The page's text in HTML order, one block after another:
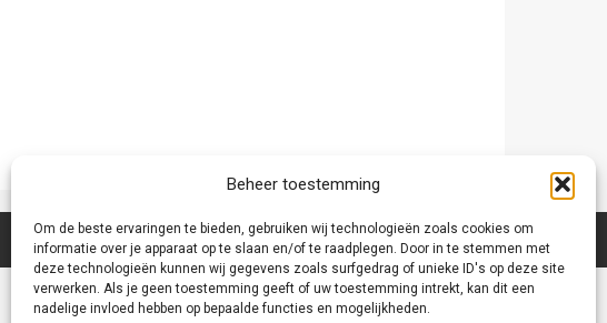
Beheer toestemming
Om de beste ervaringen te bieden, gebruiken wij technologieën zoals cookies om
informatie over je apparaat op te slaan en/of te raadplegen. Door in te stemmen met
deze technologieën kunnen wij gegevens zoals surfgedrag of unieke ID's op deze site
verwerken. Als je geen toestemming geeft of uw toestemming intrekt, kan dit een
nadelige invloed hebben op bepaalde functies en mogelijkheden.